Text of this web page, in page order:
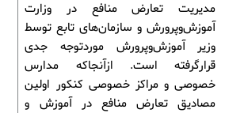
مدیریت تعارض منافع در وزارت
آموزش‌وپرورش و سازمان‌های تابع توسط
وزیر آموزش‌وپرورش موردتوجه جدی
قرارگرفته است. ازآنجاکه مدارس
خصوصی و مراکز خصوصی کنکور اولین
مصادیق تعارض منافع در آموزش و